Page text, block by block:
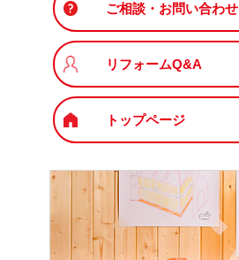
ご相談・お問い合わせ
リフォームQ&A
トップページ